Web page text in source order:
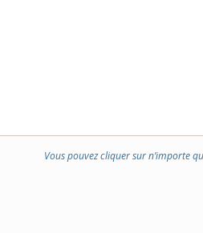
Vous pouvez cliquer sur n’importe